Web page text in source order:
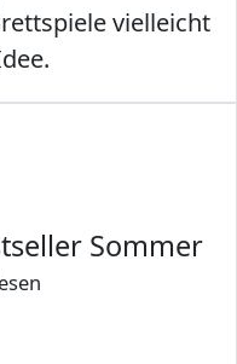
vielleicht
Sommer